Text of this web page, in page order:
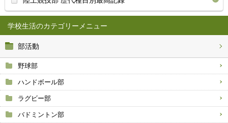
学校生活
部活動
野球部
ハンドボール部
ラグビー部
バドミントン部